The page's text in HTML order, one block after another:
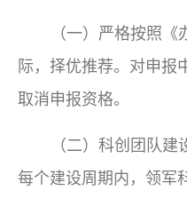
（一）严格按照
际，择优推荐。对申报
取消申报资格。
（二） 科创团队建
每个建设周期内，领军